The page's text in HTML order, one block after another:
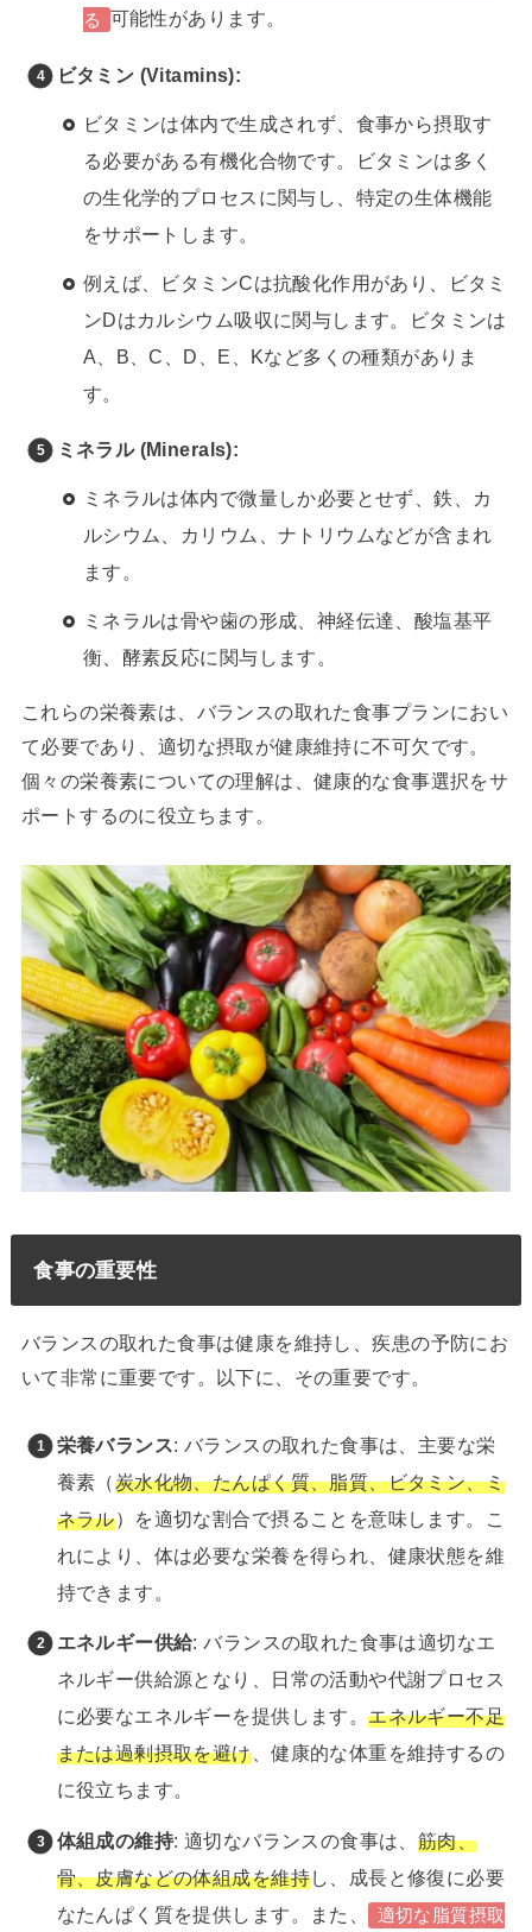
る
可能性があります。
ビタミン (Vitamins):
ビタミンは体内で生成されず、食事から摂取す
る必要がある有機化合物です。ビタミンは多く
の生化学的プロセスに関与し、特定の生体機能
をサポートします。
例えば、ビタミンCは抗酸化作用があり、ビタミ
ンDはカルシウム吸収に関与します。ビタミンは
A、B、C、D、E、Kなど多くの種類がありま
す。
ミネラル (Minerals):
ミネラルは体内で微量しか必要とせず、鉄、カ
ルシウム、カリウム、ナトリウムなどが含まれ
ます。
ミネラルは骨や歯の形成、神経伝達、酸塩基平
衡、酵素反応に関与します。
これらの栄養素は、バランスの取れた食事プランにおい
て必要であり、適切な摂取が健康維持に不可欠です。
個々の栄養素についての理解は、健康的な食事選択をサ
ポートするのに役立ちます。
食事の重要性
バランスの取れた食事は健康を維持し、疾患の予防にお
いて非常に重要です。以下に、その重要です。
栄養バランス: バランスの取れた食事は、主要な栄
養素（炭水化物、たんぱく質、脂質、ビタミン、ミ
ネラル）を適切な割合で摂ることを意味します。こ
れにより、体は必要な栄養を得られ、健康状態を維
持できます。
エネルギー供給: バランスの取れた食事は適切なエ
ネルギー供給源となり、日常の活動や代謝プロセス
に必要なエネルギーを提供します。エネルギー不足
または過剰摂取を避け、健康的な体重を維持するの
に役立ちます。
体組成の維持: 適切なバランスの食事は、 筋肉、
骨、皮膚などの体組成を維持し、成長と修復に必要
なたんぱく質を提供します。また、
適切な脂質摂取